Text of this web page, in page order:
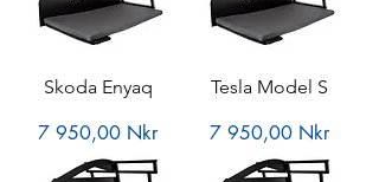
Skoda Enyaq
Pris
7 950,00 Nkr
Tesla Model S
Pris
7 950,00 Nkr